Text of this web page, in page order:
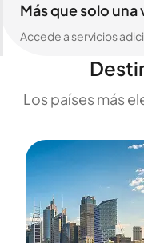
Más que solo una
Accede a servicios
Los países más